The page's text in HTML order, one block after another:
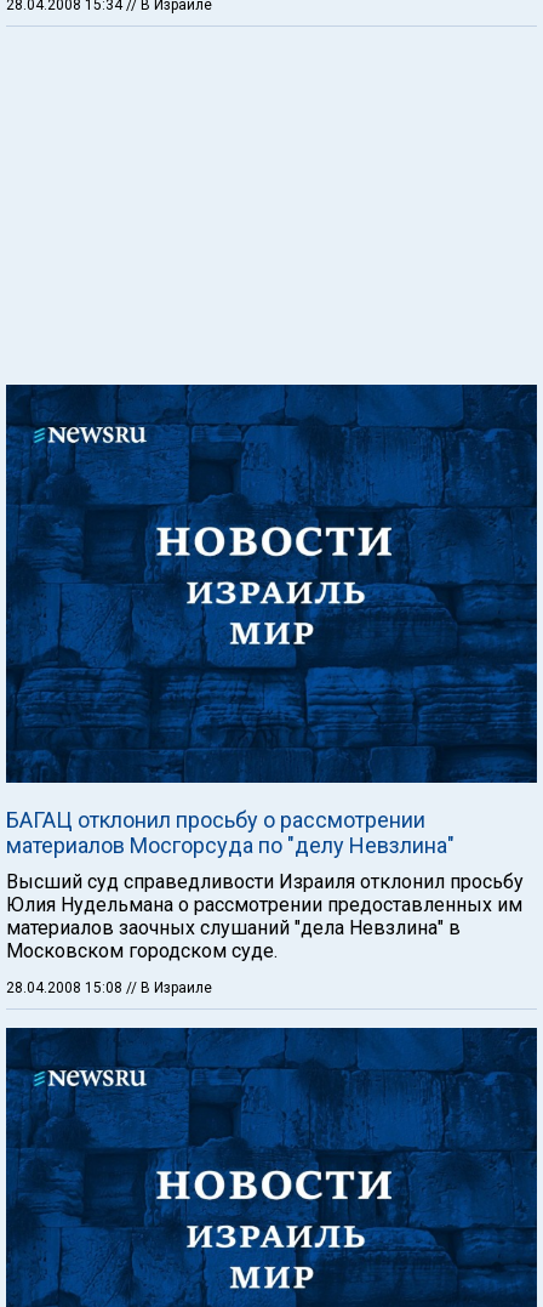
28.04.2008 15:34 // В Израиле
БАГАЦ отклонил просьбу о рассмотрении
материалов Мосгорсуда по "делу Невзлина"
Высший суд справедливости Израиля отклонил просьбу
Юлия Нудельмана о рассмотрении предоставленных им
материалов заочных слушаний "дела Невзлина" в
Московском городском суде.
28.04.2008 15:08 // В Израиле